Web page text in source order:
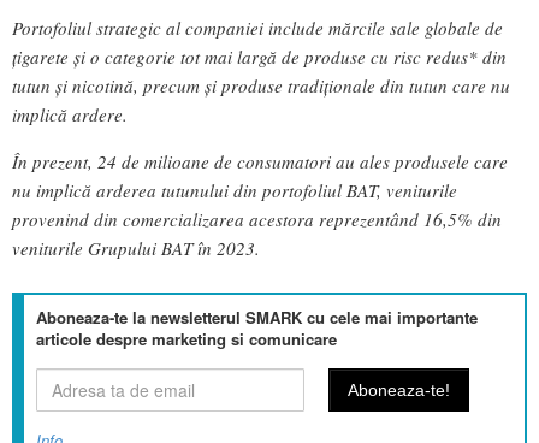
Portofoliul strategic al companiei include mărcile sale globale de
țigarete și o categorie tot mai largă de produse cu risc redus* din
tutun și nicotină, precum și produse tradiționale din tutun care nu
implică ardere.
În prezent, 24 de milioane de consumatori au ales produsele care
nu implică arderea tutunului din portofoliul BAT, veniturile
provenind din comercializarea acestora reprezentând 16,5% din
veniturile Grupului BAT în 2023.
Aboneaza-te la newsletterul SMARK cu cele mai importante
articole despre marketing si comunicare